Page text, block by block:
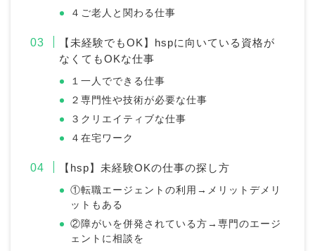
４ご老人と関わる仕事
【未経験でもOK】hspに向いている資格が
なくてもOKな仕事
１一人でできる仕事
２専門性や技術が必要な仕事
３クリエイティブな仕事
４在宅ワーク
【hsp】未経験OKの仕事の探し方
①転職エージェントの利用→メリットデメリ
ットもある
②障がいを併発されている方→専門のエージ
ェントに相談を